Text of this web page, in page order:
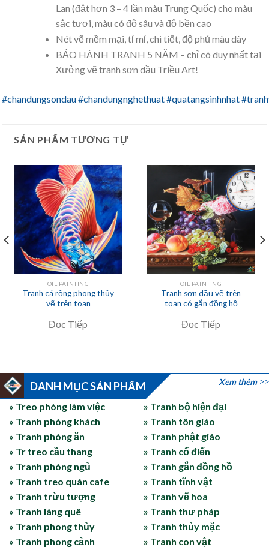
Lan (đắt hơn 3 – 4 lần màu Trung Quốc) cho màu
sắc tươi, màu có độ sâu và độ bền cao
Nét vẽ mềm mại, tỉ mỉ, chi tiết, độ phủ màu dày
BẢO HÀNH TRANH 5 NĂM – chỉ có duy nhất tại
Xưởng vẽ tranh sơn dầu Triều Art!
#chandungsondau#chandungnghethuat#quatangsinhnhat
SẢN PHẨM TƯƠNG TỰ
OIL PAINTING
Tranh cá rồng phong thủy
vẽ trên toan
Đọc Tiếp
OIL PAINTING
Tranh sơn dầu vẽ trên
toan có gắn đồng hồ
Đọc Tiếp
DANH MỤC SẢN PHẨM Xem thêm
» Treo phòng làm việc
» Tranh phòng khách
» Tranh phòng ăn
» Tr treo cầu thang
» Tranh phòng ngủ
» Tranh treo quán cafe
» Tranh trừu tượng
» Tranh làng quê
» Tranh phong thủy
» Tranh phong cảnh
» Tranh bộ hiện đại
» Tranh tôn giáo
» Tranh phật giáo
» Tranh cổ điển
» Tranh gắn đồng hồ
» Tranh tĩnh vật
» Tranh vẽ hoa
» Tranh thư pháp
» Tranh thủy mặc
» Tranh con vật